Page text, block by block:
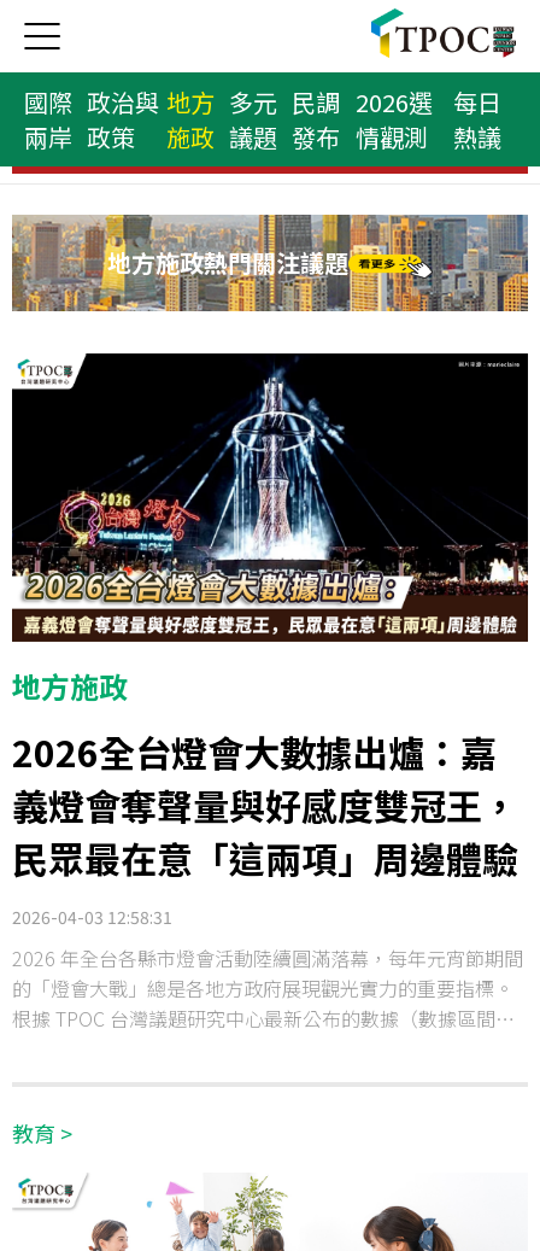
國際
兩岸
政治與
政策
地方
施政
多元
議題
民調
發布
2026選
情觀測
每日
熱議
縣市首長榜
地方施政熱門關注議題
地方施政
2026全台燈會大數據出爐：嘉
義燈會奪聲量與好感度雙冠王，
民眾最在意「這兩項」周邊體驗
2026-04-03 12:58:31
2026 年全台各縣市燈會活動陸續圓滿落幕，每年元宵節期間
的「燈會大戰」總是各地方政府展現觀光實力的重要指標。
根據 TPOC 台灣議題研究中心最新公布的數據（數據區間：
教育 >